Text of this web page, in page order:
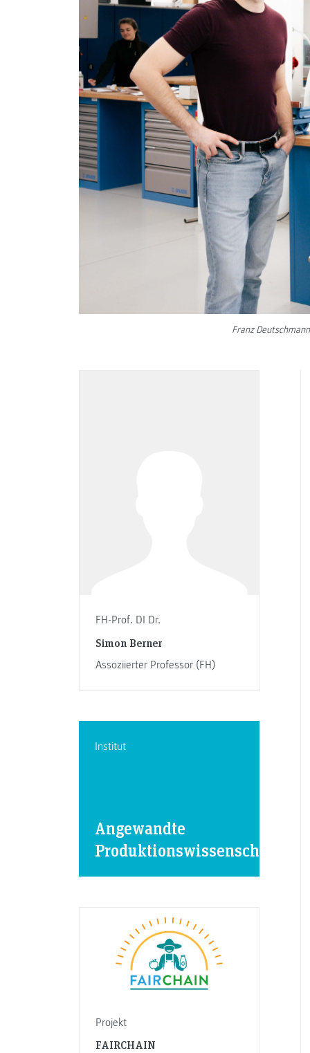
Franz
FH-Prof. DI Dr.
Simon Berner
Assoziierter Professor (FH)
Institut
Angewandte
Produktionswissenschaften
Projekt
FAIRCHAIN